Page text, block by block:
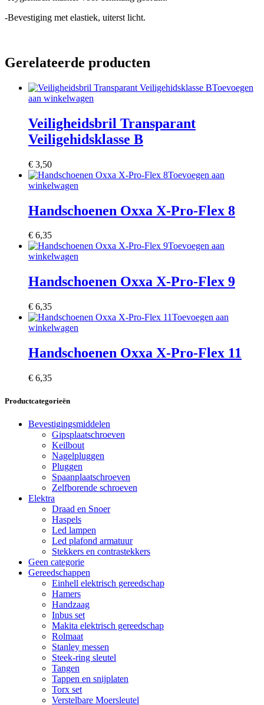
-Bevestiging met elastiek, uiterst licht.
Gerelateerde producten
Toevoegen
aan winkelwagen
Veiligheidsbril Transparant
Veiligehidsklasse B
€ 3,50
Toevoegen aan
winkelwagen
Handschoenen Oxxa X-Pro-Flex 8
€ 6,35
Toevoegen aan
winkelwagen
Handschoenen Oxxa X-Pro-Flex 9
€ 6,35
Toevoegen aan
winkelwagen
Handschoenen Oxxa X-Pro-Flex 11
€ 6,35
Productcategorieën
Bevestigingsmiddelen
Gipsplaatschroeven
Keilbout
Nagelpluggen
Pluggen
Spaanplaatschroeven
Zelfborende schroeven
Elektra
Draad en Snoer
Haspels
Led lampen
Led plafond armatuur
Stekkers en contrastekkers
Geen categorie
Gereedschappen
Einhell elektrisch gereedschap
Hamers
Handzaag
Inbus set
Makita elektrisch gereedschap
Rolmaat
Stanley messen
Steek-ring sleutel
Tangen
Tappen en snijplaten
Torx set
Verstelbare Moersleutel